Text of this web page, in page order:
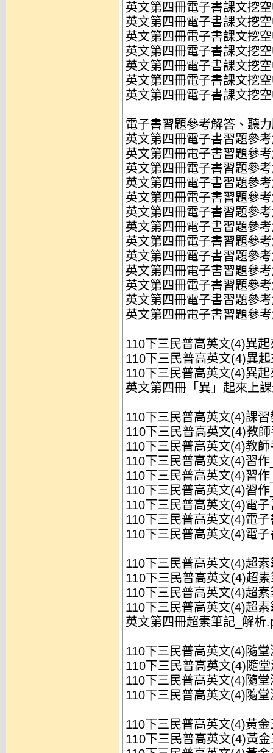
英文第四冊電子書課文挖
英文第四冊電子書課文挖
英文第四冊電子書課文挖
英文第四冊電子書課文挖
英文第四冊電子書課文挖
英文第四冊電子書課文挖
英文第四冊電子書課文挖
電子書習題參考解答、聽
英文第四冊電子書習題參
英文第四冊電子書習題參
英文第四冊電子書習題參
英文第四冊電子書習題參
英文第四冊電子書習題參
英文第四冊電子書習題參
英文第四冊電子書習題參
英文第四冊電子書習題參
英文第四冊電子書習題參
英文第四冊電子書習題參
英文第四冊電子書習題參
英文第四冊電子書習題參
英文第四冊電子書習題參
110下三民普高英文(4)異
110下三民普高英文(4)異
110下三民普高英文(4)異
英文第四冊「異」起來上
110下三民普高英文(4)課習
110下三民普高英文(4)教
110下三民普高英文(4)教
110下三民普高英文(4)習
110下三民普高英文(4)習
110下三民普高英文(4)習
110下三民普高英文(4)電
110下三民普高英文(4)電
110下三民普高英文(4)電
110下三民普高英文(4)超素
110下三民普高英文(4)超
110下三民普高英文(4)超
110下三民普高英文(4)超
英文第四冊超素筆記_解析
110下三民普高英文(4)隨堂
110下三民普高英文(4)隨
110下三民普高英文(4)隨
110下三民普高英文(4)隨
110下三民普高英文(4)黃金
110下三民普高英文(4)黃